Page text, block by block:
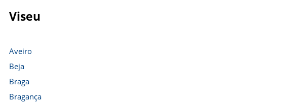
Viseu
Aveiro
Beja
Braga
Bragança